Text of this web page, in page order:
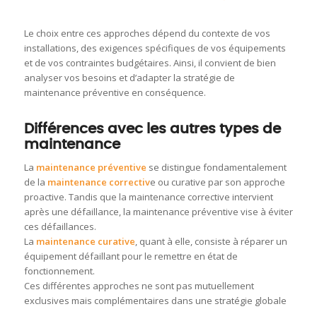
Le choix entre ces approches dépend du contexte de vos
installations, des exigences spécifiques de vos équipements
et de vos contraintes budgétaires. Ainsi, il convient de bien
analyser vos besoins et d’adapter la stratégie de
maintenance préventive en conséquence.
Différences avec les autres types de
maintenance
La maintenance préventive se distingue fondamentalement
de la maintenance corrective ou curative par son approche
proactive. Tandis que la maintenance corrective intervient
après une défaillance, la maintenance préventive vise à éviter
ces défaillances.
La maintenance curative, quant à elle, consiste à réparer un
équipement défaillant pour le remettre en état de
fonctionnement.
Ces différentes approches ne sont pas mutuellement
exclusives mais complémentaires dans une stratégie globale